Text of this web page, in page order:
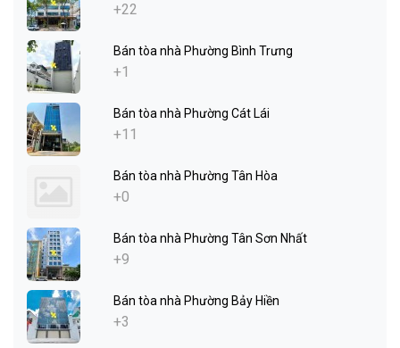
+22
Bán tòa nhà Phường Bình Trưng
+1
Bán tòa nhà Phường Cát Lái
+11
Bán tòa nhà Phường Tân Hòa
+0
Bán tòa nhà Phường Tân Sơn Nhất
+9
Bán tòa nhà Phường Bảy Hiền
+3